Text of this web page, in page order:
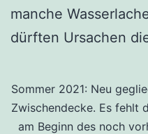
manche
dürften Ursachen
Sommer 2021: Neu
Zwischendecke. Es fehlt
am Beginn des noch